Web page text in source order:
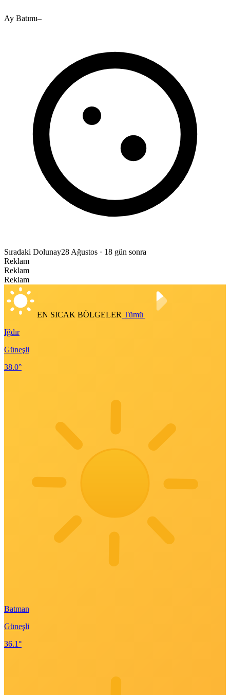
Ay Batımı–
Sıradaki Dolunay28 Ağustos · 18 gün sonra
Reklam
Reklam
Reklam
EN SICAK BÖLGELER Tümü
Iğdır
Güneşli
38.0°
Batman
Güneşli
36.1°